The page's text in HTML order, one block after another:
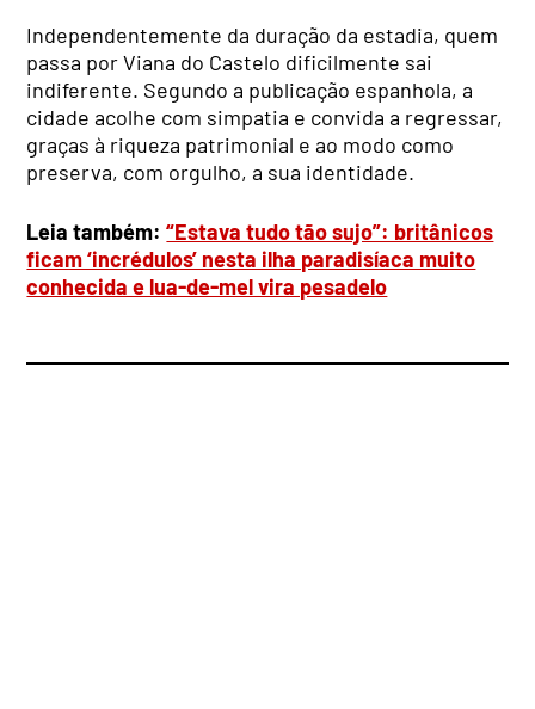
Independentemente da duração da estadia, quem
passa por Viana do Castelo dificilmente sai
indiferente. Segundo a publicação espanhola, a
cidade acolhe com simpatia e convida a regressar,
graças à riqueza patrimonial e ao modo como
preserva, com orgulho, a sua identidade.
Leia também:“Estava tudo tão sujo”: britânicos
ficam ‘incrédulos’ nesta ilha paradisíaca muito
conhecida e lua-de-mel vira pesadelo